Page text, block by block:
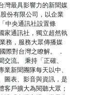
灣最具影響力的新聞媒
份有限公司，以企業
中央通訊社設置條
家通訊社，獨立超然執
務，服務大眾傳播媒
際對台灣之瞭解。 ．
流。 秉持「正確、
新聞團隊每天以中、
圖表、影音與資訊，是
客戶擴大為閱聽大眾；